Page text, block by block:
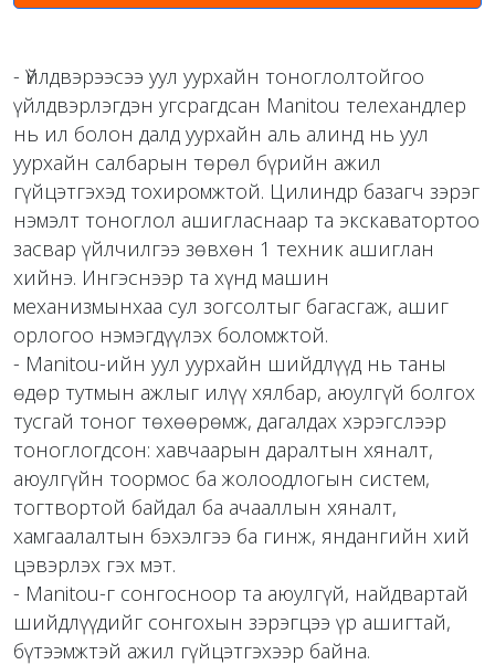
- Үйлдвэрээсээ уул уурхайн тоноглолтойгоо
үйлдвэрлэгдэн угсрагдсан Manitou телехандлер
нь ил болон далд уурхайн аль алинд нь уул
уурхайн салбарын төрөл бүрийн ажил
гүйцэтгэхэд тохиромжтой. Цилиндр базагч зэрэг
нэмэлт тоноглол ашигласнаар та экскаватортоо
засвар үйлчилгээ зөвхөн 1 техник ашиглан
хийнэ. Ингэснээр та хүнд машин
механизмынхаа сул зогсолтыг багасгаж, ашиг
орлогоо нэмэгдүүлэх боломжтой.
- Manitou-ийн уул уурхайн шийдлүүд нь таны
өдөр тутмын ажлыг илүү хялбар, аюулгүй болгох
тусгай тоног төхөөрөмж, дагалдах хэрэгслээр
тоноглогдсон: хавчаарын даралтын хяналт,
аюулгүйн тоормос ба жолоодлогын систем,
тогтвортой байдал ба ачааллын хяналт,
хамгаалалтын бэхэлгээ ба гинж, яндангийн хий
цэвэрлэх гэх мэт.
- Manitou-г сонгосноор та аюулгүй, найдвартай
шийдлүүдийг сонгохын зэрэгцээ үр ашигтай,
бүтээмжтэй ажил гүйцэтгэхээр байна.